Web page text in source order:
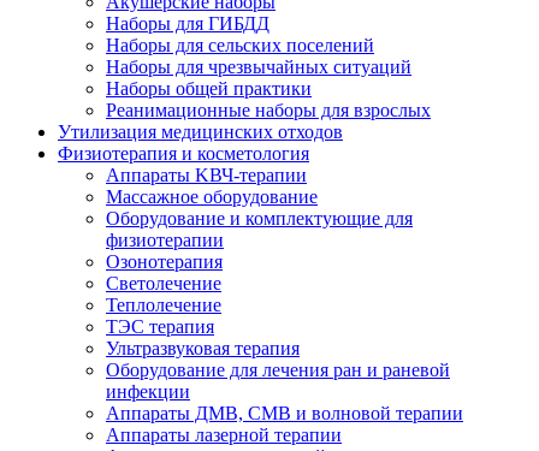
Наборы для ГИБДД
Наборы для сельских поселений
Наборы для чрезвычайных ситуаций
Наборы общей практики
Реанимационные наборы для взрослых
Утилизация медицинских отходов
Физиотерапия и косметология
Аппараты KВЧ-терапии
Массажное оборудование
Оборудование и комплектующие для
физиотерапии
Озонотерапия
Светолечение
Теплолечение
ТЭС терапия
Ультразвуковая терапия
Оборудование для лечения ран и раневой
инфекции
Аппараты ДМВ, СМВ и волновой терапии
Аппараты лазерной терапии